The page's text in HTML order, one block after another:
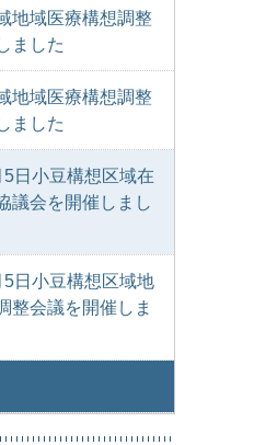
地域医療構想調整
ました
地域医療構想調整
ました
日小豆構想区域在
議会を開催しまし
日小豆構想区域地
整会議を開催しま